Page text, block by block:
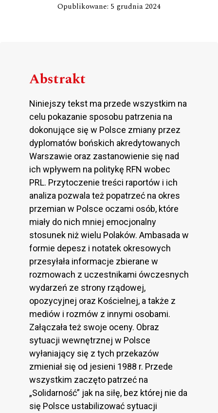
Opublikowane: 5 grudnia 2024
Abstrakt
Niniejszy tekst ma przede wszystkim na
celu pokazanie sposobu patrzenia na
dokonujące się w Polsce zmiany przez
dyplomatów bońskich akredytowanych
Warszawie oraz zastanowienie się nad
ich wpływem na politykę RFN wobec
PRL. Przytoczenie treści raportów i ich
analiza pozwala też popatrzeć na okres
przemian w Polsce oczami osób, które
miały do nich mniej emocjonalny
stosunek niż wielu Polaków. Ambasada w
formie depesz i notatek okresowych
przesyłała informacje zbierane w
rozmowach z uczestnikami ówczesnych
wydarzeń ze strony rządowej,
opozycyjnej oraz Kościelnej, a także z
mediów i rozmów z innymi osobami.
Załączała też swoje oceny. Obraz
sytuacji wewnętrznej w Polsce
wyłaniający się z tych przekazów
zmieniał się od jesieni 1988 r. Przede
wszystkim zaczęto patrzeć na
„Solidarność” jak na siłę, bez której nie da
się Polsce ustabilizować sytuacji